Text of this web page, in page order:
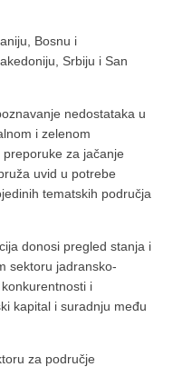
Bosnu i
Srbiju i San
nedostataka u
i zelenom
za jačanje
uvid u potrebe
tematskih područja
donosi pregled stanja i
sektoru jadransko-
i
kapital i suradnju među
za područje